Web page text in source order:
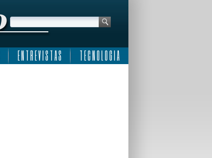
E N T R E V I S T A S T E C N O L O G I A